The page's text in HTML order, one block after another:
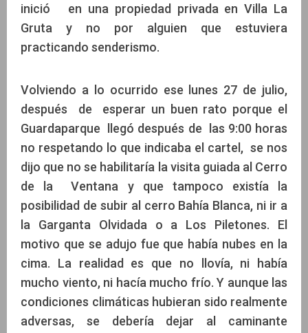
inició en una propiedad privada en Villa La
Gruta y no por alguien que estuviera
practicando senderismo.
Volviendo a lo ocurrido ese lunes 27 de julio,
después de esperar un buen rato porque el
Guardaparque llegó después de las 9:00 horas
no respetando lo que indicaba el cartel, se nos
dijo que no se habilitaría la visita guiada al Cerro
de la Ventana y que tampoco existía la
posibilidad de subir al cerro Bahía Blanca, ni ir a
la Garganta Olvidada o a Los Piletones. El
motivo que se adujo fue que había nubes en la
cima. La realidad es que no llovía, ni había
mucho viento, ni hacía mucho frío. Y aunque las
condiciones climáticas hubieran sido realmente
adversas, se debería dejar al caminante